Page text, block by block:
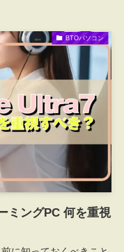
BTOパソコン
ミングPC 何を重視